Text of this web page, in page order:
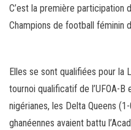
C’est la première participation
Champions de football féminin
Elles se sont qualifiées pour la
tournoi qualificatif de l’UFOA-
nigérianes, les Delta Queens
ghanéennes avaient battu